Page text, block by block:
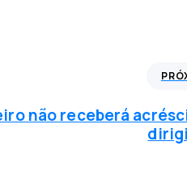
não receberá